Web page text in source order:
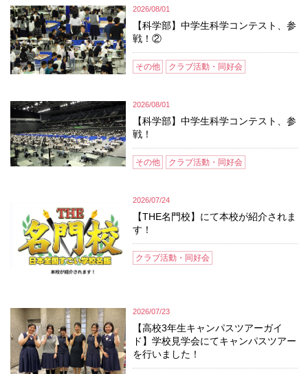
2026/08/01
【科学部】中学生科学コンテスト、参
戦！②
その他 クラブ活動・同好会
2026/08/01
【科学部】中学生科学コンテスト、参
戦！
その他 クラブ活動・同好会
2026/07/24
【THE名門校】にて本校が紹介されま
す！
クラブ活動・同好会
2026/07/23
【高校3年生キャンパスツアーガイ
ド】学校見学会にてキャンパスツアー
を行いました！